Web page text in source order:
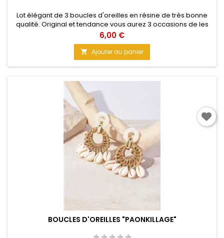
Lot élégant de 3 boucles d'oreilles en résine de très bonne
qualité. Original et tendance vous aurez 3 occasions de les
porter dans la même semaine. C'est pas génial, ça ? Osez
vous les offrir !
Prix
6,00 €
 Ajouter au panier
BOUCLES D'OREILLES "PAONKILLAGE"